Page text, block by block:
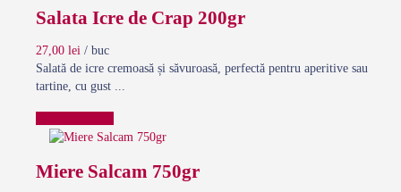
Salata Icre de Crap 200gr
27,00 lei / buc
Salată de icre cremoasă și săvuroasă, perfectă pentru aperitive sau
tartine, cu gust ...
Miere Salcam 750gr